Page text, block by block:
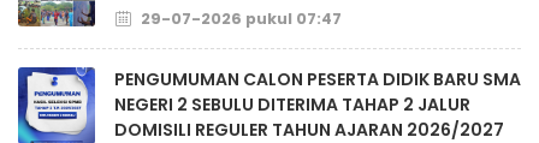
29-07-2026 pukul 07:47
PENGUMUMAN CALON PESERTA DIDIK BARU SMA
NEGERI 2 SEBULU DITERIMA TAHAP 2 JALUR
DOMISILI REGULER TAHUN AJARAN 2026/2027